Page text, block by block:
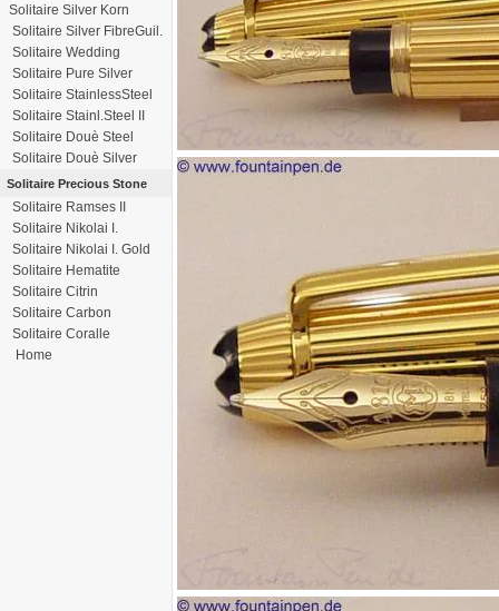
Solitaire Silver Korn
Solitaire Silver FibreGuil.
Solitaire Wedding
Solitaire Pure Silver
Solitaire StainlessSteel
Solitaire Stainl.Steel II
Solitaire Douè Steel
Solitaire Douè Silver
Solitaire Precious Stone
Solitaire Ramses II
Solitaire Nikolai I.
Solitaire Nikolai I. Gold
Solitaire Hematite
Solitaire Citrin
Solitaire Carbon
Solitaire Coralle
Home